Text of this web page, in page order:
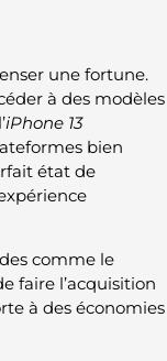
une fortune.
à des modèles
iPhone 13
bien
état de
comme le
faire l’acquisition
à des économies